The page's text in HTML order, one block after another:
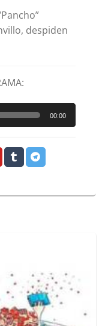
despiden
00:00